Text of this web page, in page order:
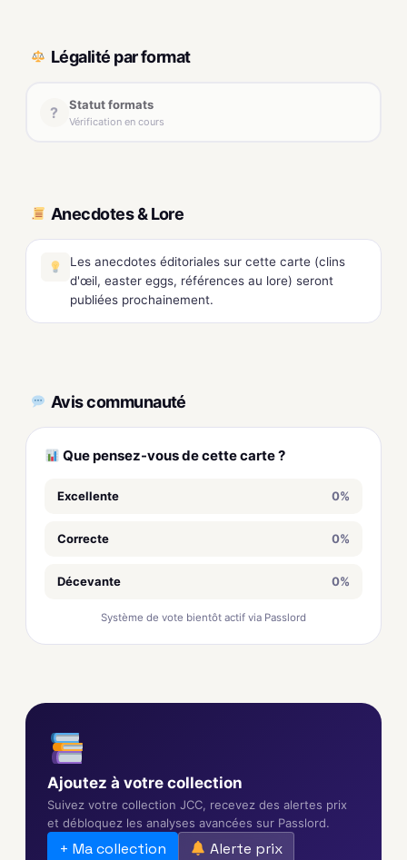
Légalité par format
? Statut formats
Vérification en cours
Anecdotes & Lore
Les anecdotes éditoriales sur cette carte (clins
d'œil, easter eggs, références au lore) seront
publiées prochainement.
Avis communauté
Que pensez-vous de cette carte ?
Excellente 0%
Correcte 0%
Décevante 0%
Système de vote bientôt actif via Passlord
Ajoutez à votre collection
Suivez votre collection JCC, recevez des alertes prix
et débloquez les analyses avancées sur Passlord.
+ Ma collection Alerte prix